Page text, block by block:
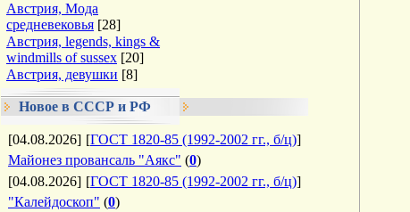
Австрия, Мода
средневековья [28]
Австрия, legends, kings &
windmills of sussex [20]
Австрия, девушки [8]
Новое в СССР и РФ
[04.08.2026] [ГОСТ 1820-85 (1992-2002 гг., б/ц)]
Майонез провансаль "Аякс" (0)
[04.08.2026] [ГОСТ 1820-85 (1992-2002 гг., б/ц)]
"Калейдоскоп" (0)